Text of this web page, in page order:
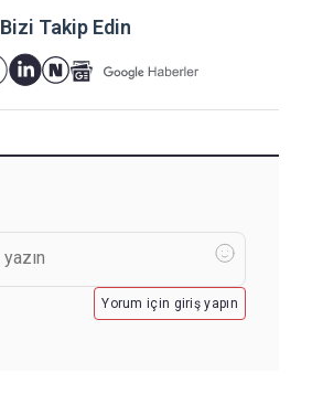
Bizi Takip Edin
Yorum için giriş yapın